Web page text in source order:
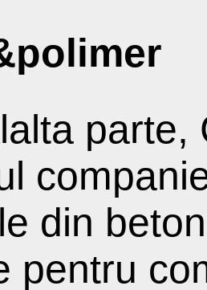
parte,
din
pentru